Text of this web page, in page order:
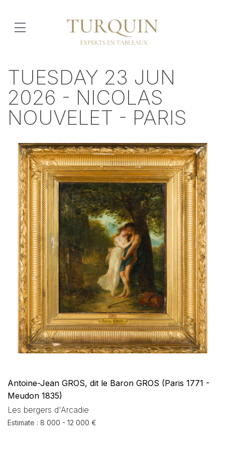
TUESDAY 23 JUN
2026 - NICOLAS
NOUVELET - PARIS
Antoine-Jean GROS, dit le Baron GROS (Paris 1771 -
Meudon 1835)
Les bergers d'Arcadie
Estimate : 8 000 - 12 000 €